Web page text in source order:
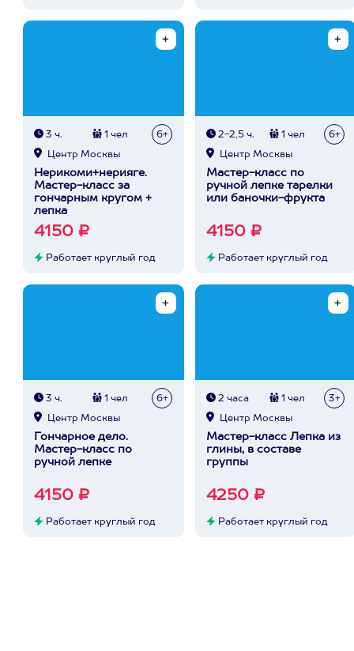
3 ч. 1 чел 6+
Центр Москвы
Нерикоми+нерияге.
Мастер-класс за
гончарным кругом +
лепка
4150 ₽
Работает круглый год
2-2,5 ч. 1 чел 6+
Центр Москвы
Мастер-класс по
ручной лепке тарелки
или баночки-фрукта
4150 ₽
Работает круглый год
3 ч. 1 чел 6+
Центр Москвы
Гончарное дело.
Мастер-класс по
ручной лепке
4150 ₽
Работает круглый год
2 часа 1 чел 3+
Центр Москвы
Мастер-класс Лепка из
глины, в составе
группы
4250 ₽
Работает круглый год